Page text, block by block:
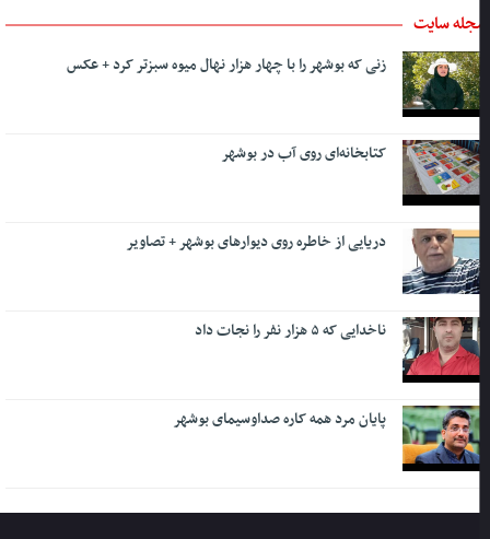
سایت
زنی که بوشهر را با چهار هزار نهال میوه سبزتر کرد + عکس
کتابخانه‌ای روی آب در بوشهر
دریایی از خاطره روی دیوارهای بوشهر + تصاویر
ناخدایی که ۵ هزار نفر را نجات داد
پایان مرد همه کاره صداوسیمای بوشهر